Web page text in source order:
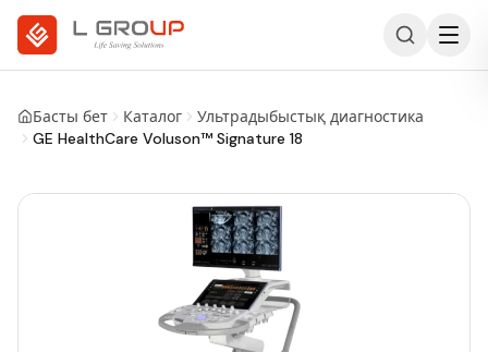
Басты бет Каталог
Ультрадыбыстық диагностика
GE HealthCare Voluson™ Signature 18